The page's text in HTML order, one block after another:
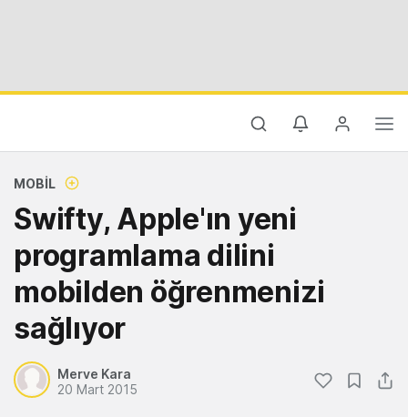
MOBIL
Swifty, Apple'ın yeni
programlama dilini
mobilden öğrenmenizi
sağlıyor
Merve Kara
20 Mart 2015